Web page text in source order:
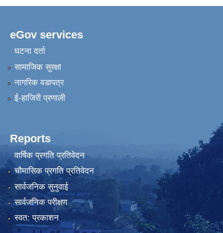
eGov services
घटना दर्ता
सामाजिक सुरक्षा
नागरिक वडापत्र
ई-हाजिरी प्रणाली
Reports
वार्षिक प्रगति प्रतिवेदन
चौमासिक प्रगति प्रतिवेदन
सार्वजनिक सुनुवाई
सार्वजनिक परीक्षण
स्वत: प्रकाशन